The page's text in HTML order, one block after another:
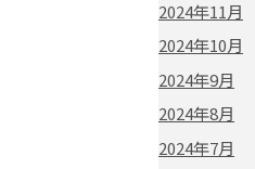
2024年11月
2024年10月
2024年9月
2024年8月
2024年7月